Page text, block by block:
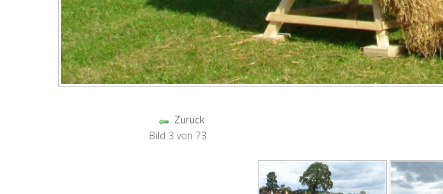
Zurück
Bild 3 von 73